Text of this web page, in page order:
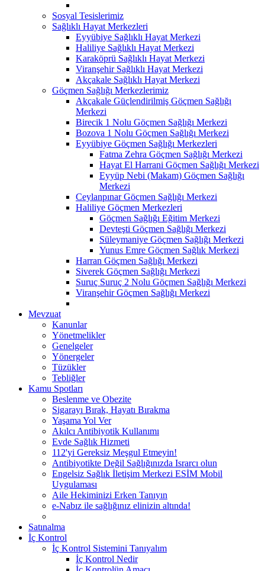
Sosyal Tesislerimiz
Sağlıklı Hayat Merkezleri
Eyyübiye Sağlıklı Hayat Merkezi
Haliliye Sağlıklı Hayat Merkezi
Karaköprü Sağlıklı Hayat Merkezi
Viranşehir Sağlıklı Hayat Merkezi
Akçakale Sağlıklı Hayat Merkezi
Göçmen Sağlığı Merkezlerimiz
Akçakale Güçlendirilmiş Göçmen Sağlığı
Merkezi
Birecik 1 Nolu Göçmen Sağlığı Merkezi
Bozova 1 Nolu Göçmen Sağlığı Merkezi
Eyyübiye Göçmen Sağlığı Merkezleri
Fatma Zehra Göçmen Sağlığı Merkezi
Hayat El Harrani Göçmen Sağlığı Merkezi
Eyyüp Nebi (Makam) Göçmen Sağlığı
Merkezi
Ceylanpınar Göçmen Sağlığı Merkezi
Haliliye Göçmen Merkezleri
Göçmen Sağlığı Eğitim Merkezi
Devteşti Göçmen Sağlığı Merkezi
Süleymaniye Göçmen Sağlığı Merkezi
Yunus Emre Göçmen Sağlık Merkezi
Harran Göçmen Sağlığı Merkezi
Siverek Göçmen Sağlığı Merkezi
Suruç Suruç 2 Nolu Göçmen Sağlığı Merkezi
Viranşehir Göçmen Sağlığı Merkezi
Mevzuat
Kanunlar
Yönetmelikler
Genelgeler
Yönergeler
Tüzükler
Tebliğler
Kamu Spotları
Beslenme ve Obezite
Sigarayı Bırak, Hayatı Bırakma
Yaşama Yol Ver
Akılcı Antibiyotik Kullanımı
Evde Sağlık Hizmeti
112'yi Gereksiz Meşgul Etmeyin!
Antibiyotikte Değil Sağlığınızda Israrcı olun
Engelsiz Sağlık İletişim Merkezi ESİM Mobil
Uygulaması
Aile Hekiminizi Erken Tanıyın
e-Nabız ile sağlığınız elinizin altında!
Satınalma
İç Kontrol
İç Kontrol Sistemini Tanıyalım
İç Kontrol Nedir